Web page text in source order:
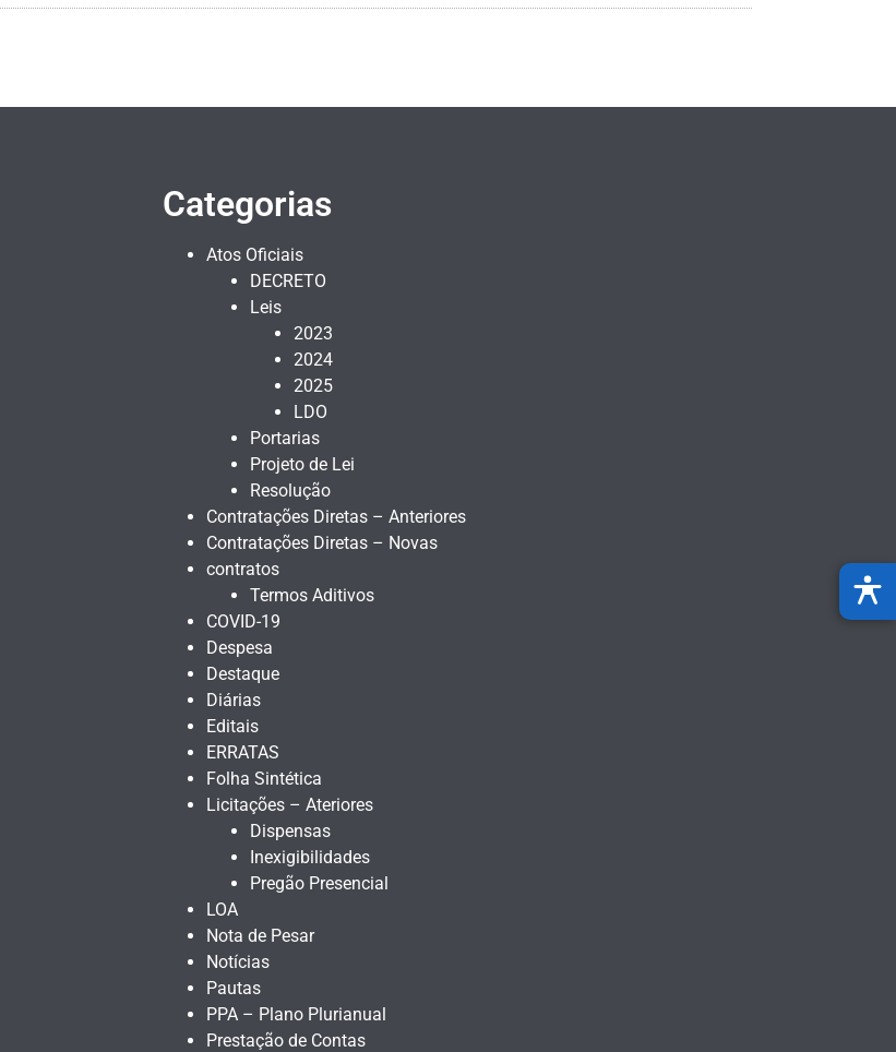
Categorias
Atos Oficiais
DECRETO
Leis
2023
2024
2025
LDO
Portarias
Projeto de Lei
Resolução
Contratações Diretas – Anteriores
Contratações Diretas – Novas
contratos
Termos Aditivos
COVID-19
Despesa
Destaque
Diárias
Editais
ERRATAS
Folha Sintética
Licitações – Ateriores
Dispensas
Inexigibilidades
Pregão Presencial
LOA
Nota de Pesar
Notícias
Pautas
PPA – Plano Plurianual
Prestação de Contas